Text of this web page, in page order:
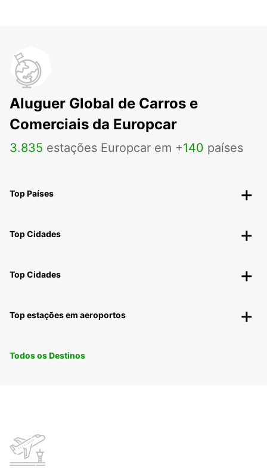
Aluguer Global de Carros e
Comerciais da Europcar
3.835 estações Europcar em +140 países
Top Países
Top Cidades
Top Cidades
Top estações em aeroportos
Todos os Destinos